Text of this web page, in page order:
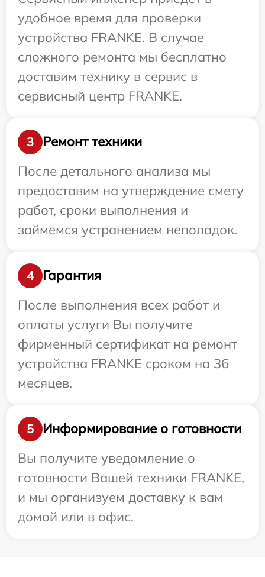
удобное время для проверки
устройства FRANKE. В случае
сложного ремонта мы бесплатно
доставим технику в сервис в
сервисный центр FRANKE.
3
Ремонт техники
После детального анализа мы
предоставим на утверждение смету
работ, сроки выполнения и
займемся устранением неполадок.
4
Гарантия
После выполнения всех работ и
оплаты услуги Вы получите
фирменный сертификат на ремонт
устройства FRANKE сроком на 36
месяцев.
5
Информирование о готовности
Вы получите уведомление о
готовности Вашей техники FRANKE,
и мы организуем доставку к вам
домой или в офис.